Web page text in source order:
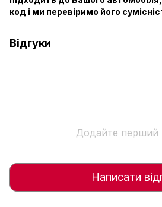
код і ми перевіримо його
Відгуки
Додайте перший
Написати